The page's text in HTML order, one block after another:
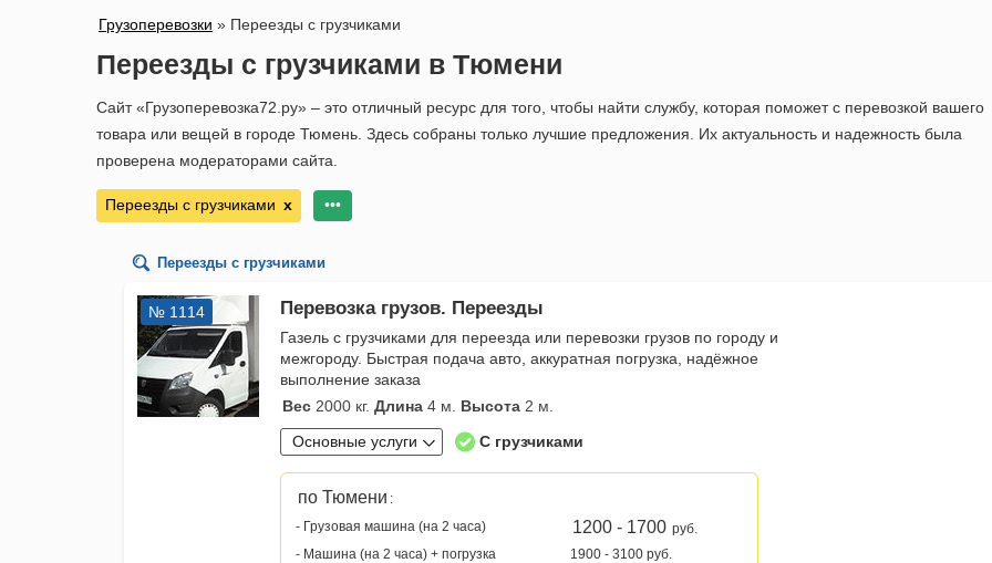
Грузоперевозки » Переезды с грузчиками
Переезды с грузчиками в Тюмени
Сайт «Грузоперевозка72.ру» – это отличный ресурс для того, чтобы найти службу, которая поможет с перевозкой вашего
товара или вещей в городе Тюмень. Здесь собраны только лучшие предложения. Их актуальность и надежность была
проверена модераторами сайта.
Переезды с грузчиками х •••
Переезды с грузчиками
№ 1114 Перевозка грузов. Переезды
Газель с грузчиками для переезда или перевозки грузов по городу и
межгороду. Быстрая подача авто, аккуратная погрузка, надёжное
выполнение заказа
Вес 2000 кг. Длина 4 м. Высота 2 м.
Основные услуги
С грузчиками
по Тюмени :
- Грузовая машина (на 2 часа)
1200 - 1700 руб.
- Машина (на 2 часа) + погрузка
1900 - 3100 руб.